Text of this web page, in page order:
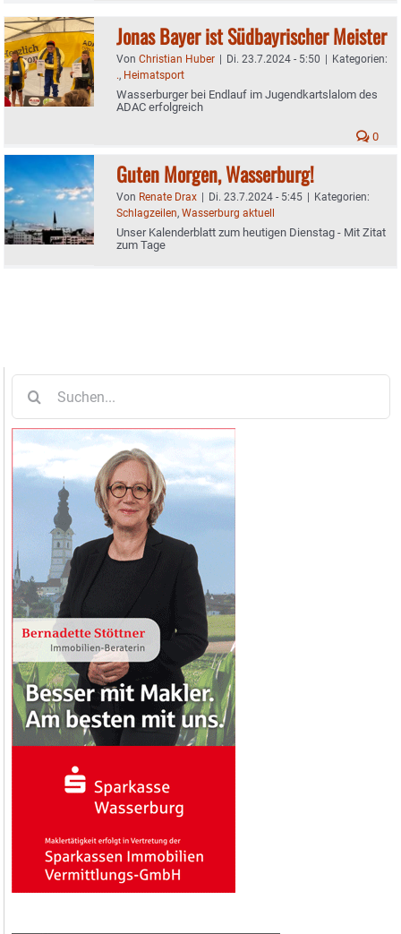
Jonas Bayer ist Südbayrischer Meister
Von Christian Huber | Di. 23.7.2024 - 5:50 | Kategorien:
., Heimatsport
Wasserburger bei Endlauf im Jugendkartslalom des
ADAC erfolgreich
0
Guten Morgen, Wasserburg!
Von Renate Drax | Di. 23.7.2024 - 5:45 | Kategorien:
Schlagzeilen, Wasserburg aktuell
Unser Kalenderblatt zum heutigen Dienstag - Mit Zitat
zum Tage
nach: